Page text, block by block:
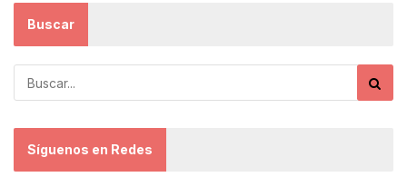
Buscar
Síguenos en Redes